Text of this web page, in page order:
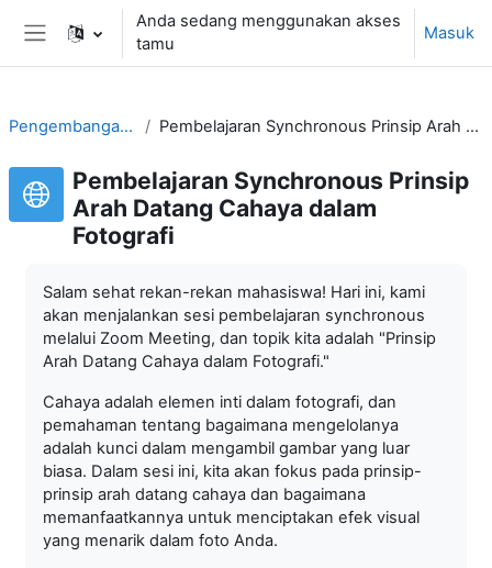
Lewati ke konten utama
Panel samping
Anda sedang menggunakan akses
tamu
Masuk
Pengembangan Media Foto Pembelajaran Synchronous Prinsip Arah Datang Cahaya dalam Fotografi
Pembelajaran Synchronous Prinsip
Arah Datang Cahaya dalam
Fotografi
Salam sehat rekan-rekan mahasiswa! Hari ini, kami
akan menjalankan sesi pembelajaran synchronous
melalui Zoom Meeting, dan topik kita adalah "Prinsip
Arah Datang Cahaya dalam Fotografi."
Cahaya adalah elemen inti dalam fotografi, dan
pemahaman tentang bagaimana mengelolanya
adalah kunci dalam mengambil gambar yang luar
biasa. Dalam sesi ini, kita akan fokus pada prinsip-
prinsip arah datang cahaya dan bagaimana
memanfaatkannya untuk menciptakan efek visual
yang menarik dalam foto Anda.